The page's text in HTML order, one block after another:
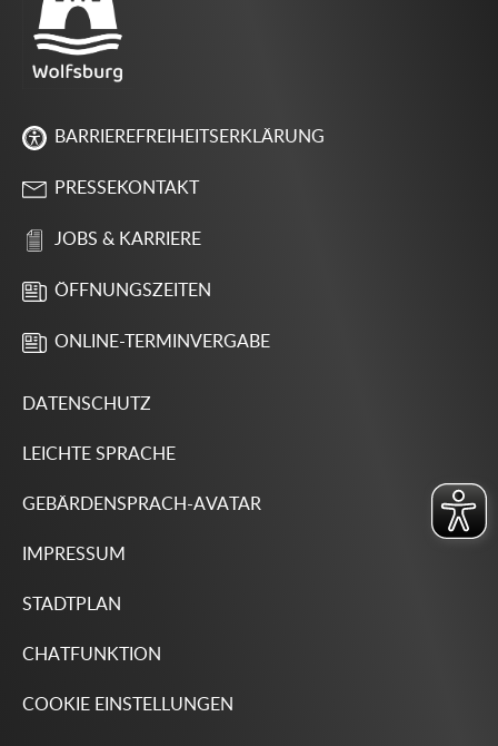
BARRIEREFREIHEITSERKLÄRUNG
PRESSEKONTAKT
JOBS & KARRIERE
ÖFFNUNGSZEITEN
ONLINE-TERMINVERGABE
DATENSCHUTZ
LEICHTE SPRACHE
GEBÄRDENSPRACH-AVATAR
IMPRESSUM
STADTPLAN
CHATFUNKTION
COOKIE EINSTELLUNGEN